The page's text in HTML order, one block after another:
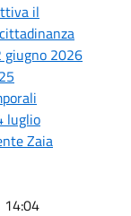
il
giugno 2026
luglio
Zaia
14:04